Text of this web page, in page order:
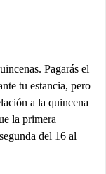
Pagarás el
tu estancia, pero
a la quincena
la primera
del 16 al